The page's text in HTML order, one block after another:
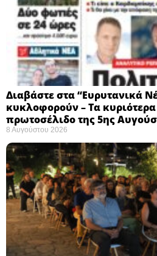
Διαβάστε στα “Ευρυτανικά
κυκλοφορούν – Τα
πρωτοσέλιδο της 5ης
8 Αυγούστου 2026